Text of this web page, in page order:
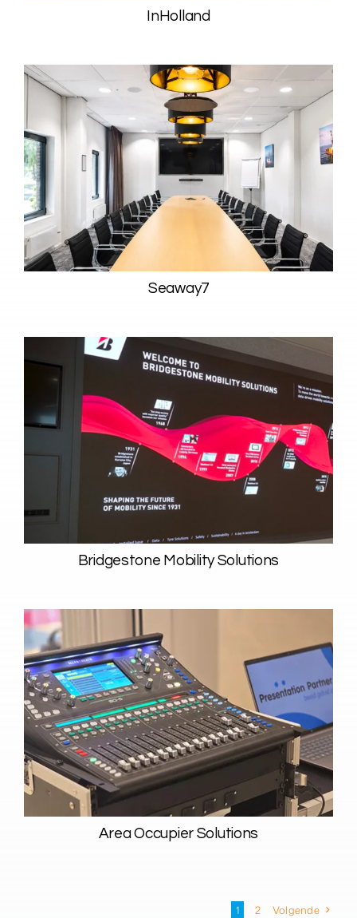
InHolland
Seaway7
Bridgestone Mobility Solutions
Area Occupier Solutions
1 2 Volgende